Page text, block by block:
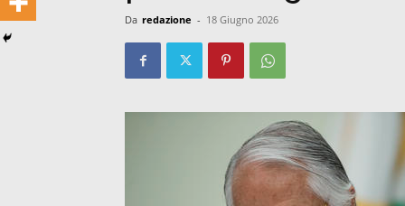
Da redazione - 18 Giugno 2026